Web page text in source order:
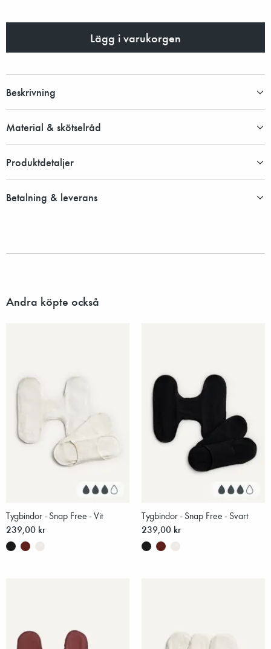
Lägg i varukorgen
Beskrivning
Material & skötselråd
Produktdetaljer
Betalning & leverans
Andra köpte också
Tygbindor - Snap Free - Vit
239,00 kr
Tygbindor - Snap Free - Svart
239,00 kr